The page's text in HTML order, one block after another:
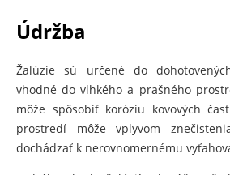
Údržba
Žalúzie sú určené do
vhodné do vlhkého a prašného
môže spôsobiť koróziu kovových
prostredí môže vplyvom
dochádzať k nerovnomernému